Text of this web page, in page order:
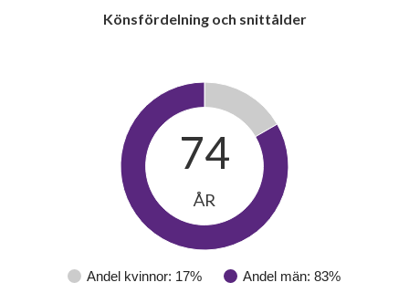
Könsfördelning och snittålder
Andel kvinnor: 17% Andel män: 83%
74
ÅR